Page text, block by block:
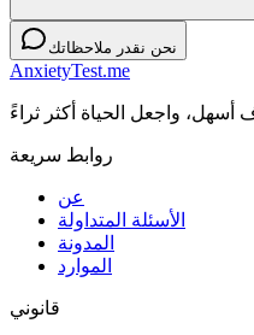
نحن نقدر ملاحظاتك
AnxietyTest.me
روابط سريعة
عن
الأسئلة المتداولة
المدونة
الموارد
قانوني